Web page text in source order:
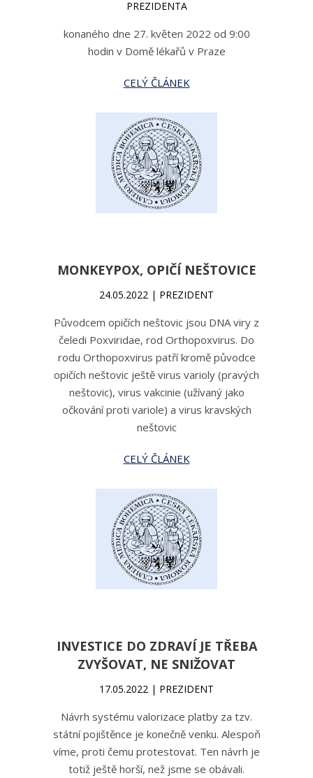
PREZIDENTA
konaného dne 27. květen 2022 od 9:00
hodin v Domě lékařů v Praze
CELÝ ČLÁNEK
MONKEYPOX, OPIČÍ NEŠTOVICE
24.05.2022 | PREZIDENT
Původcem opičích neštovic jsou DNA viry z
čeledi Poxviridae, rod Orthopoxvirus. Do
rodu Orthopoxvirus patří kromě původce
opičích neštovic ještě virus varioly (pravých
neštovic), virus vakcinie (užívaný jako
očkování proti variole) a virus kravských
neštovic
CELÝ ČLÁNEK
INVESTICE DO ZDRAVÍ JE TŘEBA
ZVYŠOVAT, NE SNIŽOVAT
17.05.2022 | PREZIDENT
Návrh systému valorizace platby za tzv.
státní pojištěnce je konečně venku. Alespoň
víme, proti čemu protestovat. Ten návrh je
totiž ještě horší, než jsme se obávali.